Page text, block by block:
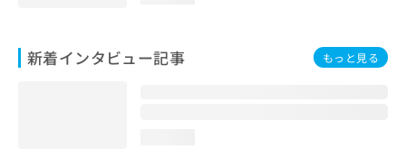
新着インタビュー記事 もっと見る